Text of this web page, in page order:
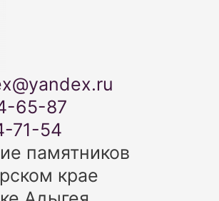
65-87
71-54
памятников
крае